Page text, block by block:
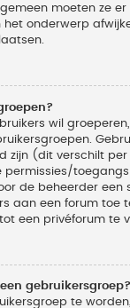
moeten ze
onderwerp
wil
zijn (dit verschilt
permissies/
de beheerder een
aan een forum toe
een privéforum te
gebruikersgroep?
te